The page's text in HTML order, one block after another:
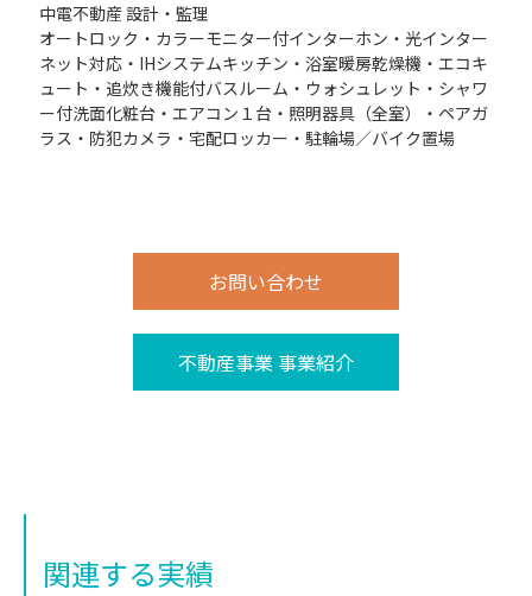
中電不動産 設計・監理
オートロック・カラーモニター付インターホン・光インター
ネット対応・IHシステムキッチン・浴室暖房乾燥機・エコキ
ュート・追炊き機能付バスルーム・ウォシュレット・シャワ
ー付洗面化粧台・エアコン１台・照明器具（全室）・ペアガ
ラス・防犯カメラ・宅配ロッカー・駐輪場／バイク置場
お問い合わせ
不動産事業 事業紹介
関連する実績